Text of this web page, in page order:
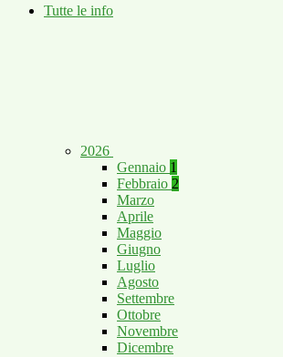
Tutte le info
2026
Gennaio 1
Febbraio 2
Marzo
Aprile
Maggio
Giugno
Luglio
Agosto
Settembre
Ottobre
Novembre
Dicembre